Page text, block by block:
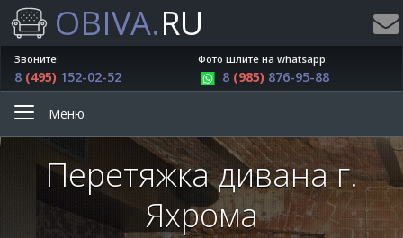
OBIVA.RU
Звоните:
8 (495) 152-02-52
Фото шлите на whatsapp:
8 (985) 876-95-88
Меню
Перетяжка дивана г.
Яхрома